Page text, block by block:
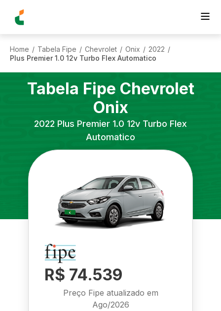
Home / Tabela Fipe / Chevrolet / Onix / 2022 /
Plus Premier 1.0 12v Turbo Flex Automatico
Tabela Fipe Chevrolet
Onix
2022 Plus Premier 1.0 12v Turbo Flex
Automatico
R$ 74.539
Preço Fipe atualizado em
Ago/2026